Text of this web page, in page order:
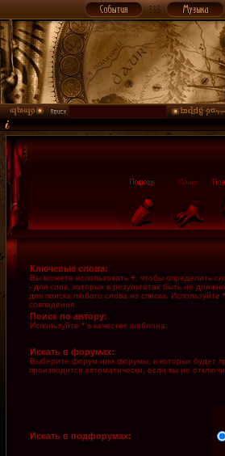
Ключевые слова:
Вы можете использовать + , чтобы определить
- для слов, которых в результатах быть не
для поиска любого слова из списка. Используйте *
совпадения.
Поиск по автору:
Используйте * в качестве шаблона.
Искать в форумах:
Выберите форум или форумы, в которых будет
производится автоматически, если вы не
Искать в подфорумах: